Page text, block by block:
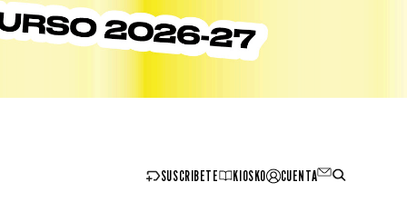
SUSCRIBETE KIOSKO CUENTA